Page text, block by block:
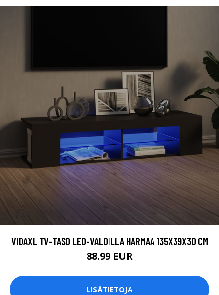
VIDAXL TV-TASO LED-VALOILLA HARMAA 135X39X30 CM
88.99 EUR
LISÄTIETOJA